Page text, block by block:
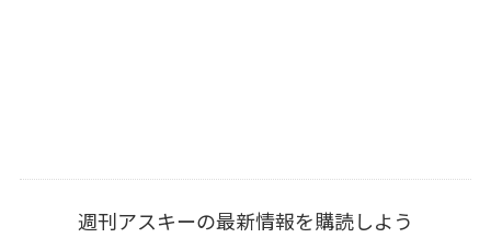
週刊アスキーの最新情報を購読しよう